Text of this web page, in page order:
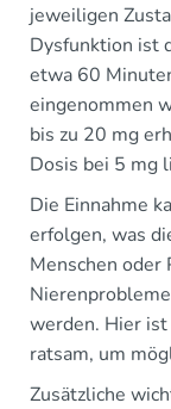
jeweiligen
Dysfunktion ist
etwa 60
eingenommen
bis zu 20 mg
Dosis bei 5 mg
Die Einnahme
erfolgen, was
Menschen
werden. Hier
ratsam, um
Zusätzliche